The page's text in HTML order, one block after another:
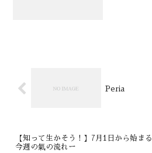
Peria
【知って生かそう！】7月1日から始まる
今週の氣の流れー